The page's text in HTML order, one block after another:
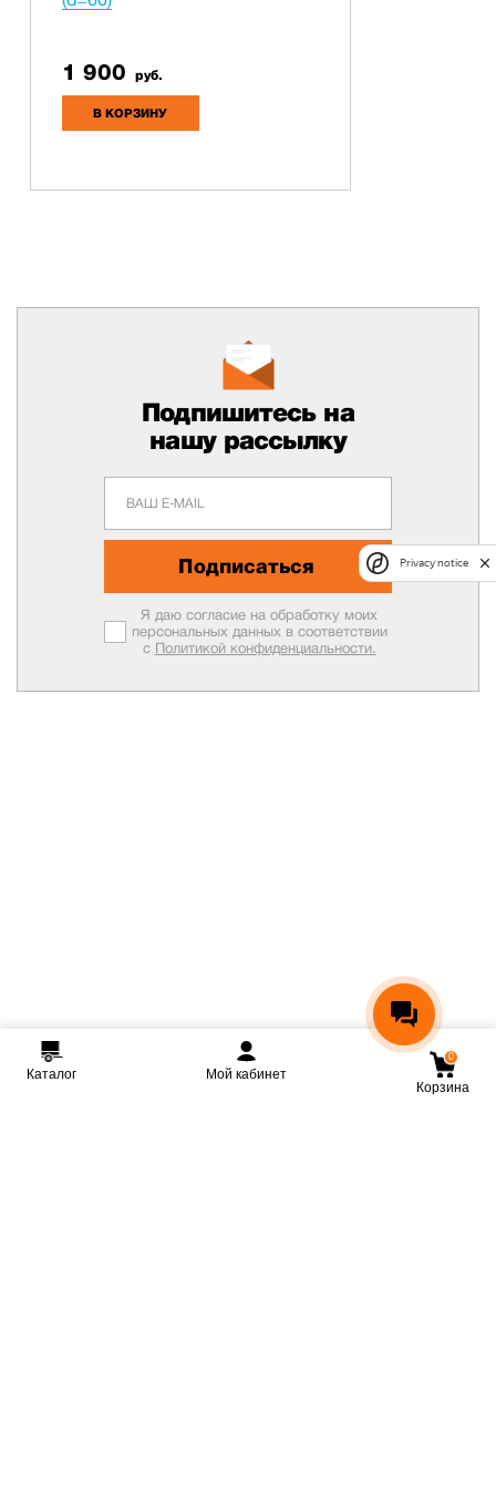
1 900 руб.
В КОРЗИНУ
Подпишитесь на
нашу рассылку
Подписаться
Я даю согласие на обработку моих
персональных данных в соответствии
с Политикой конфиденциальности.
Каталог Мой кабинет
0
Корзина
Privacy notice